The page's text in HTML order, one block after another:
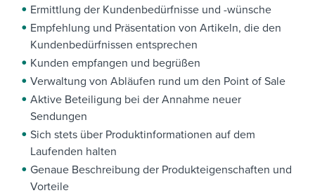
Ermittlung der Kundenbedürfnisse und -wünsche
Empfehlung und Präsentation von Artikeln, die den
Kundenbedürfnissen entsprechen
Kunden empfangen und begrüßen
Verwaltung von Abläufen rund um den Point of Sale
Aktive Beteiligung bei der Annahme neuer
Sendungen
Sich stets über Produktinformationen auf dem
Laufenden halten
Genaue Beschreibung der Produkteigenschaften und
Vorteile